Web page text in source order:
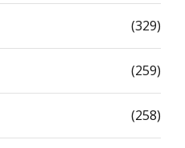
(329)
(259)
(258)